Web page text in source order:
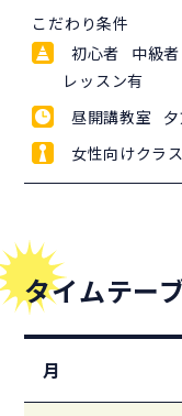
こだわり条件
初心者 中級
レッスン有
昼開講教室
女性向けクラ
タイムテー
月